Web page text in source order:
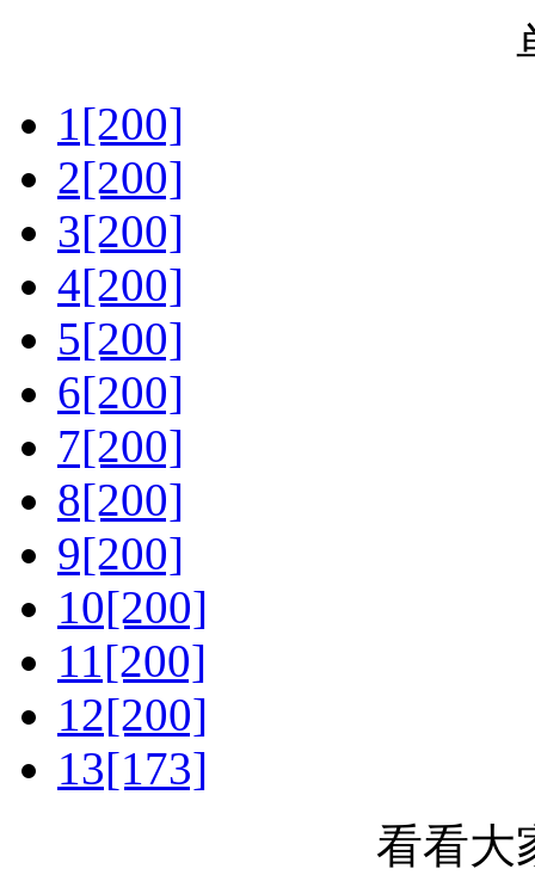
1[200]
2[200]
3[200]
4[200]
5[200]
6[200]
7[200]
8[200]
9[200]
10[200]
11[200]
12[200]
13[173]
看看大